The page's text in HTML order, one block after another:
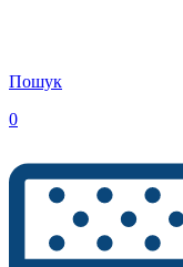
Пошук
0